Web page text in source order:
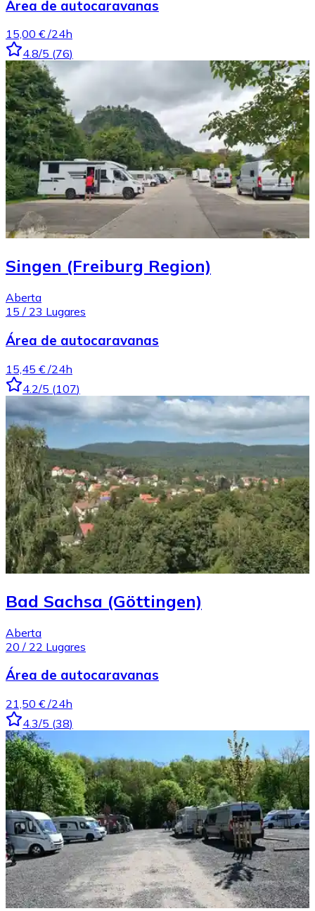
Área de autocaravanas
15,00 € /24h
4.8/5 (76)
Singen (Freiburg Region)
Aberta
15 / 23 Lugares
Área de autocaravanas
15,45 € /24h
4.2/5 (107)
Bad Sachsa (Göttingen)
Aberta
20 / 22 Lugares
Área de autocaravanas
21,50 € /24h
4.3/5 (38)